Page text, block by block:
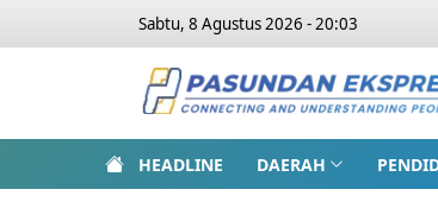
Sabtu, 8 Agustus 2026 - 20:03
HEADLINE DAERAH